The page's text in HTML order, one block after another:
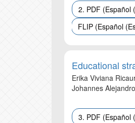
2. PDF (Español
FLIP (Español
Educational
Erika Viviana
Johannes
3. PDF (Español